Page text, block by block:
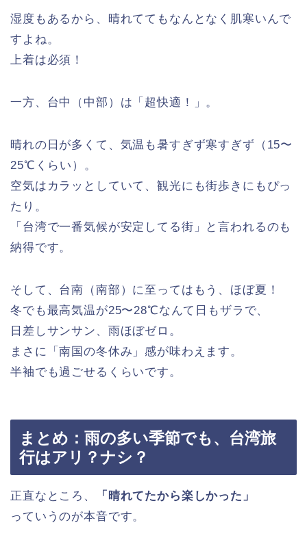
湿度もあるから、晴れててもなんとなく肌寒いんで
すよね。
上着は必須！
一方、台中（中部）は「超快適！」。
晴れの日が多くて、気温も暑すぎず寒すぎず（15〜
25℃くらい）。
空気はカラッとしていて、観光にも街歩きにもぴっ
たり。
「台湾で一番気候が安定してる街」と言われるのも
納得です。
そして、台南（南部）に至ってはもう、ほぼ夏！
冬でも最高気温が25〜28℃なんて日もザラで、
日差しサンサン、雨ほぼゼロ。
まさに「南国の冬休み」感が味わえます。
半袖でも過ごせるくらいです。
まとめ：雨の多い季節でも、台湾旅
行はアリ？ナシ？
正直なところ、
「晴れてたから楽しかった」
っていうのが本音です。